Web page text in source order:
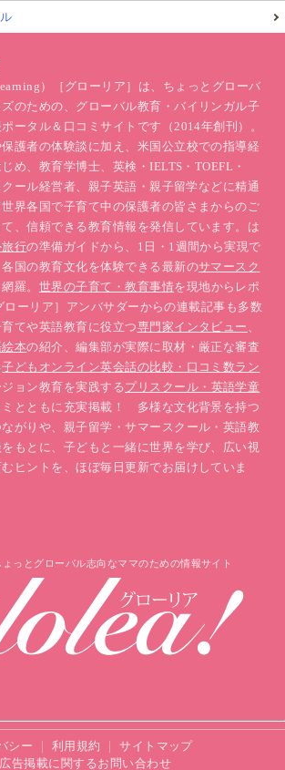
）［グローリア］は、ちょっとグローバ
のための、グローバル教育・バイリンガル子
ータル＆口コミサイトです（2014年創刊）。
護者の体験談に加え、米国公立校での指導経
め、教育学博士、英検・IELTS・TOEFL・
ール経営者、親子英語・親子留学などに精通
界各国で子育て中の保護者の皆さまからのご
、信頼できる教育情報を発信しています。は
行の準備ガイドから、1日・1週間から実現で
各国の教育文化を体験できる最新のサマースク
羅。 世界の子育て・教育事情を現地からレポ
ローリア］アンバサダーからの連載記事も多数
てや英語教育に役立つ専門家インタビュー 、
本の紹介、編集部が実際に取材・厳正な審査
子どもオンライン英会話の比較・口コミ数ラン
ョン教育を実践するプリスクール・英語学童
とともに充実掲載！ 多様な文化背景を持つ
がりや、親子留学・サマースクール・英語教
もとに、子どもと一緒に世界を学び、広い視
ヒントを、ほぼ毎日更新でお届けしていま
ょっとグローバル志向なママのための情報サイト
シー 利用規約
サイトマップ
広告掲載に関するお問い合わせ